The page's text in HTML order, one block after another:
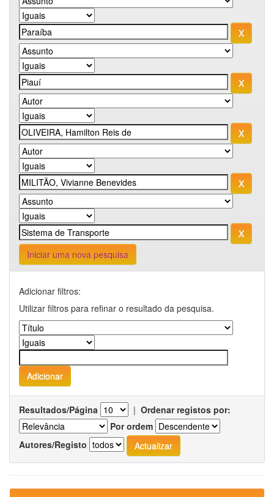
Iniciar uma nova pesquisa
Adicionar filtros:
Utilizar filtros para refinar o resultado da pesquisa.
Resultados/Página | Ordenar registos por:
Por ordem
Autores/Registo